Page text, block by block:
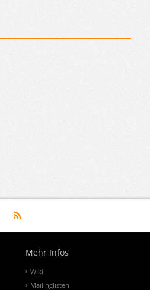
Mehr Infos
Wiki
Mailinglisten